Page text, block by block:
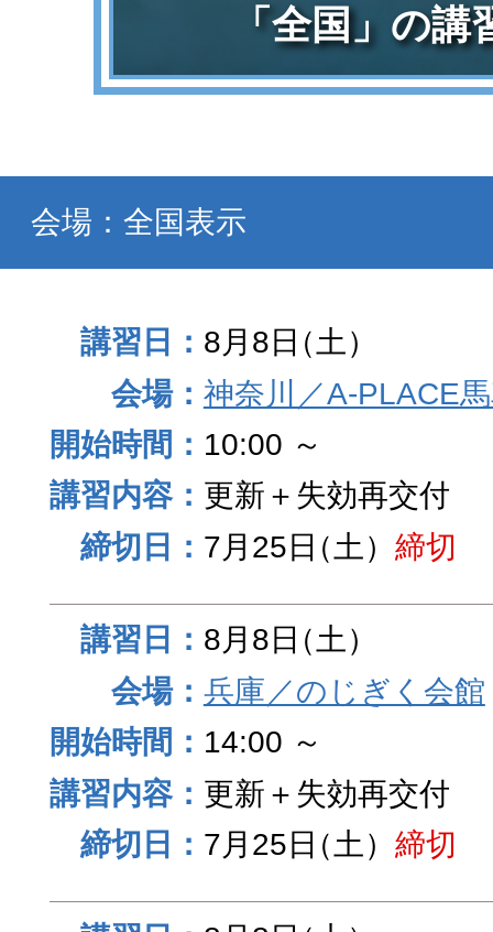
「全国」の
会場：全国表示
8月8日（土）
神奈川／A-PLACE
10:00 ～
更新＋失効再交付
7月25日（土） 締切
8月8日（土）
兵庫／のじぎく会館
14:00 ～
更新＋失効再交付
7月25日（土） 締切